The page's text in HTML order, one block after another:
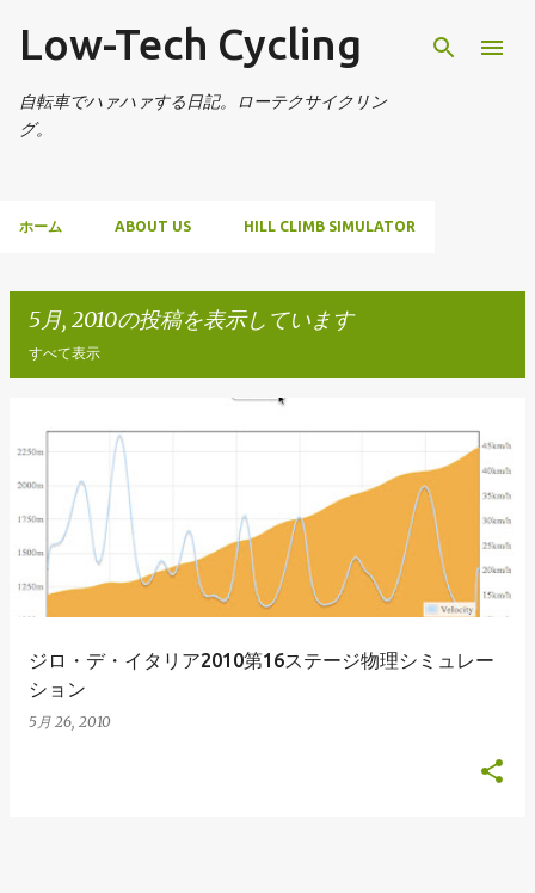
スキップしてメイン コンテンツに移動
Low-Tech Cycling
自転車でハァハァする日記。ローテクサイクリン
グ。
ホーム ABOUT US HILL CLIMB SIMULATOR
5月, 2010の投稿を表示しています
すべて表示
投
稿
ジロ・デ・イタリア2010第16ステージ物理シミュレー
ション
5月 26, 2010